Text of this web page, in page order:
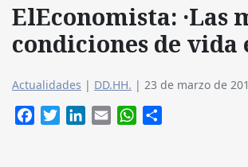
ElEconomista: ·Las
condiciones de vida
Actualidades | DD.HH. | 23 de marzo de
FacebookTwitterLinkedIn
Email WhatsApp